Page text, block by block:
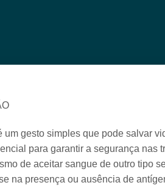
um gesto simples que pode salvar
para garantir a segurança nas
de aceitar sangue de outro tipo
na presença ou ausência de